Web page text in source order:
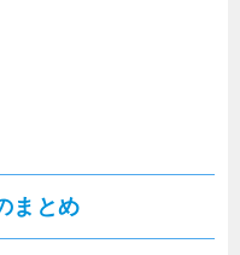
まとめ